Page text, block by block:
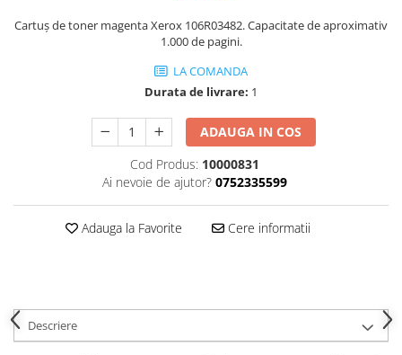
Cartuș de toner magenta Xerox 106R03482. Capacitate de aproximativ
1.000 de pagini.
LA COMANDA
Durata de livrare: 1
ADAUGA IN COS
Cod Produs: 10000831
Ai nevoie de ajutor? 0752335599
Adauga la Favorite Cere informatii
Descriere